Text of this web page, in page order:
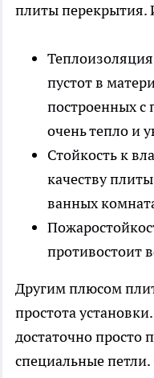
плиты перекрытия.
пустот в
построенных
очень тепло и
Стойкость к
качеству
ванных
противостоит
Другим плюсом
простота
достаточно просто
специальные петли.